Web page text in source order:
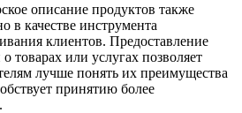
описание продуктов также
в качестве инструмента
клиентов. Предоставление
товарах или услугах позволяет
лучше понять их преимущества
принятию более